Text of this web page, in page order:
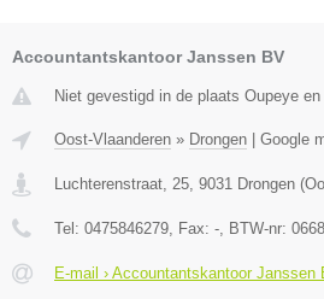
Accountantskantoor Janssen BV
Niet gevestigd in de plaats Oupeye en
Oost-Vlaanderen » Drongen | Google
Luchterenstraat, 25 9031 Drongen (
Tel: 0475846279 , Fax: - , BTW-nr:
E-mail › Accountantskantoor Janssen